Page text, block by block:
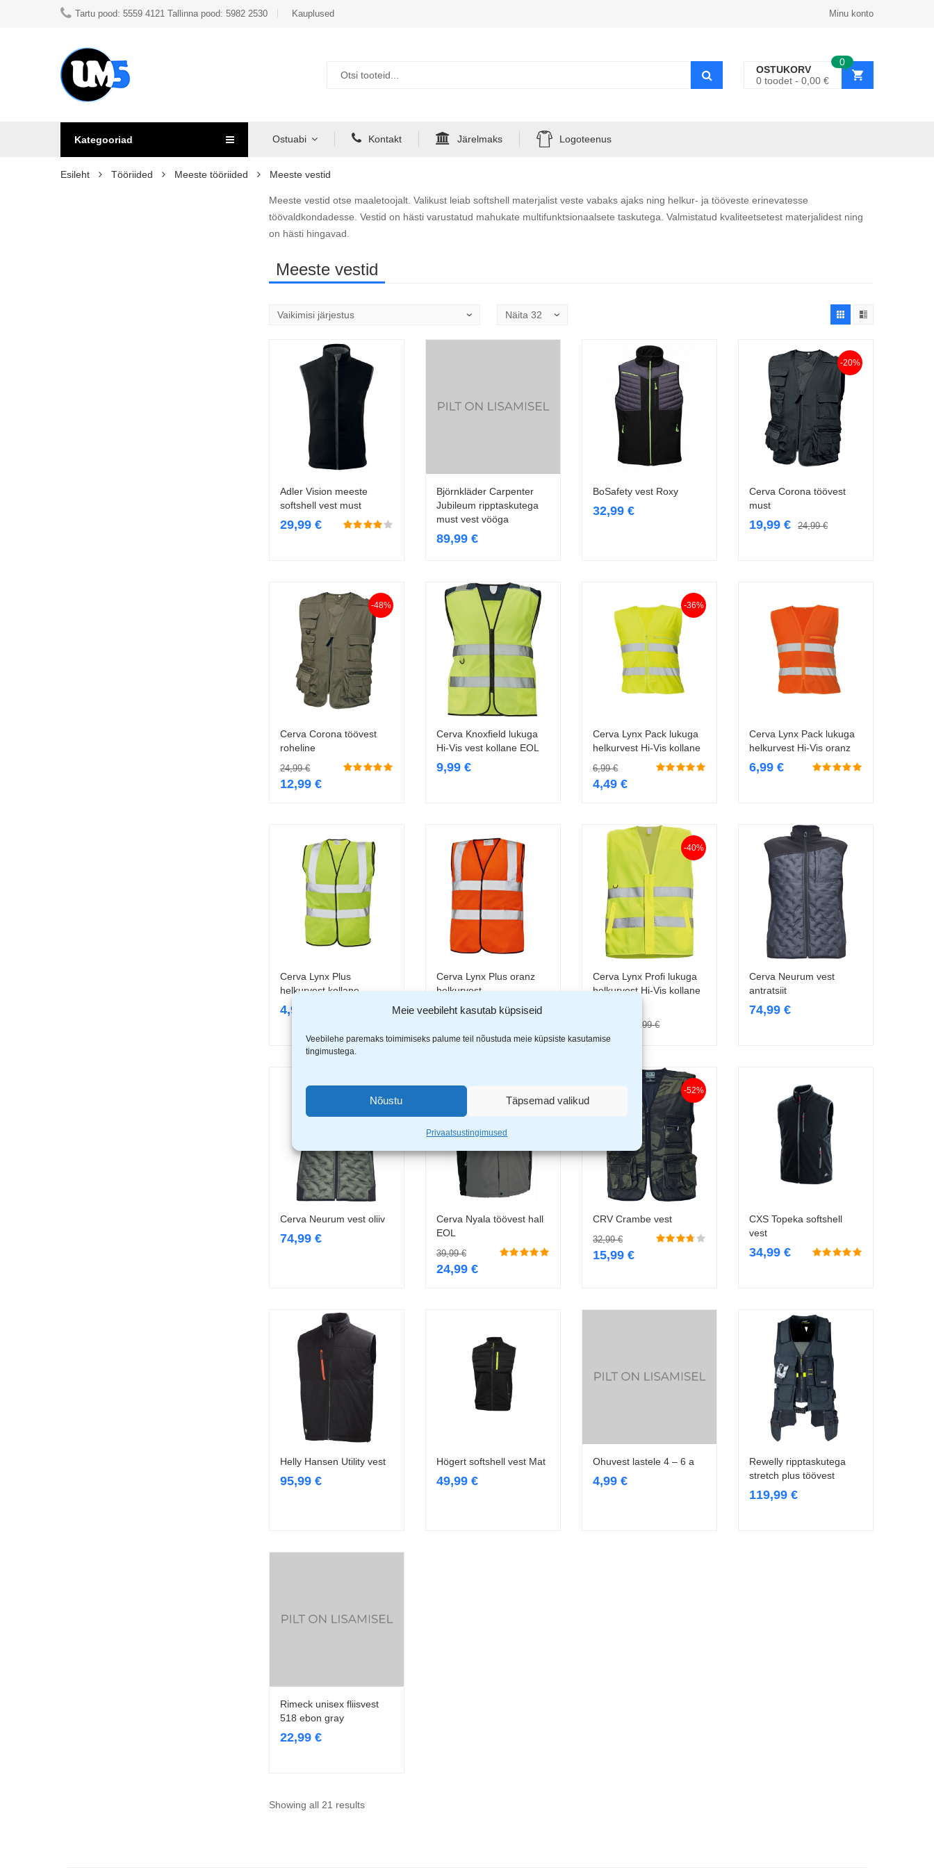
Meie veebileht kasutab küpsiseid
Veebilehe paremaks toimimiseks palume teil nõustuda meie küpsiste kasutamise
tingimustega.
Nõustu Täpsemad valikud
Privaatsustingimused
Tartu pood: 5559 4121 Tallinna pood: 5982 2530 Kauplused Minu konto
0
OSTUKORV
0 toodet 0,00 €
Kategooriad Ostuabi Kontakt Järelmaks Logoteenus
Esileht Tööriided Meeste tööriided Meeste vestid
Meeste vestid otse maaletoojalt. Valikust leiab softshell materjalist veste vabaks ajaks ning helkur- ja tööveste erinevatesse
töövaldkondadesse. Vestid on hästi varustatud mahukate multifunktsionaalsete taskutega. Valmistatud kvaliteetsetest materjalidest ning
on hästi hingavad.
Meeste vestid
Vali
Adler Vision meeste
softshell vest must
29,99 €
Vali
Björnkläder Carpenter
Jubileum ripptaskutega
must vest vööga
89,99 €
Vali
BoSafety vest Roxy
32,99 €
-20%
Vali
Cerva Corona töövest
must
24,99€
19,99 €
-48%
Vali
Cerva Corona töövest
roheline
24,99€
12,99 €
Vali
Cerva Knoxfield lukuga
Hi-Vis vest kollane EOL
9,99 €
-36%
Vali
Cerva Lynx Pack lukuga
helkurvest Hi-Vis kollane
6,99€
4,49 €
Vali
Cerva Lynx Pack lukuga
helkurvest Hi-Vis oranz
6,99 €
Vali
Cerva Lynx Plus
helkurvest kollane
4,99
Vali
Cerva Lynx Plus oranz
helkurvest
4,99€
-40%
Vali
Cerva Lynx Profi lukuga
helkurvest Hi-Vis kollane
9,99€
Vali
Cerva Neurum vest
antratsiit
74,99 €
Vali
Cerva Neurum vest oliiv
74,99 €
Vali
Cerva Nyala töövest hall
EOL
39,99€
24,99 €
-52%
Vali
CRV Crambe vest
32,99€
15,99 €
Vali
CXS Topeka softshell
vest
34,99 €
Vali
Helly Hansen Utility vest
95,99 €
Vali
Högert softshell vest Mat
49,99 €
Loe edasi
Ohuvest lastele 4 – 6 a
4,99 €
Vali
Rewelly ripptaskutega
stretch plus töövest
119,99 €
Vali
Rimeck unisex fliisvest
518 ebon gray
22,99 €
Showing all 21 results